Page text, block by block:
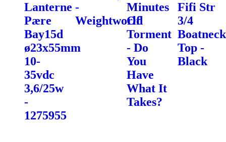
Lanterne
Pære
Bay15d
ø23x55mm
10-
35vdc
3,6/25w
-
1275955
-
Weightworld
Minutes
Of
Torment
- Do
You
Have
What It
Takes?
Fifi Str
3/4
Boatneck
Top -
Black